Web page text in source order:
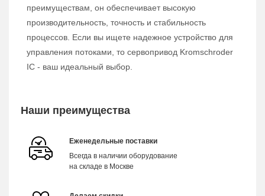
преимуществам, он обеспечивает высокую
производительность, точность и стабильность
процессов. Если вы ищете надежное устройство для
управления потоками, то сервопривод Kromschroder
IC - ваш идеальный выбор.
Наши преимущества
Еженедельные поставки
Всегда в наличии оборудование
на складе в Москве